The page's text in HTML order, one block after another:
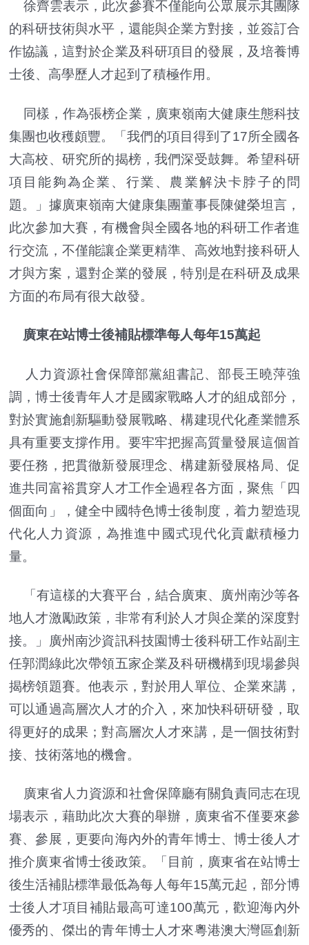
徐齊雲表示，此次參賽不僅能向公眾展示其團隊
的科研技術與水平，還能與企業方對接，並簽訂合
作協議，這對於企業及科研項目的發展，及培養博
士後、高學歷人才起到了積極作用。
同樣，作為張榜企業，廣東嶺南大健康生態科技
集團也收穫頗豐。「我們的項目得到了17所全國各
大高校、研究所的揭榜，我們深受鼓舞。希望科研
項目能夠為企業、行業、農業解決卡脖子的問
題。」據廣東嶺南大健康集團董事長陳健榮坦言，
此次參加大賽，有機會與全國各地的科研工作者進
行交流，不僅能讓企業更精準、高效地對接科研人
才與方案，還對企業的發展，特別是在科研及成果
方面的布局有很大啟發。
廣東在站博士後補貼標準每人每年15萬起
人力資源社會保障部黨組書記、部長王曉萍強
調，博士後青年人才是國家戰略人才的組成部分，
對於實施創新驅動發展戰略、構建現代化產業體系
具有重要支撐作用。要牢牢把握高質量發展這個首
要任務，把貫徹新發展理念、構建新發展格局、促
進共同富裕貫穿人才工作全過程各方面，聚焦「四
個面向」，健全中國特色博士後制度，着力塑造現
代化人力資源，為推進中國式現代化貢獻積極力
量。
「有這樣的大賽平台，結合廣東、廣州南沙等各
地人才激勵政策，非常有利於人才與企業的深度對
接。」廣州南沙資訊科技園博士後科研工作站副主
任郭潤綠此次帶領五家企業及科研機構到現場參與
揭榜領題賽。他表示，對於用人單位、企業來講，
可以通過高層次人才的介入，來加快科研研發，取
得更好的成果；對高層次人才來講，是一個技術對
接、技術落地的機會。
廣東省人力資源和社會保障廳有關負責同志在現
場表示，藉助此次大賽的舉辦，廣東省不僅要來參
賽、參展，更要向海內外的青年博士、博士後人才
推介廣東省博士後政策。「目前，廣東省在站博士
後生活補貼標準最低為每人每年15萬元起，部分博
士後人才項目補貼最高可達100萬元，歡迎海內外
優秀的、傑出的青年博士人才來粵港澳大灣區創新